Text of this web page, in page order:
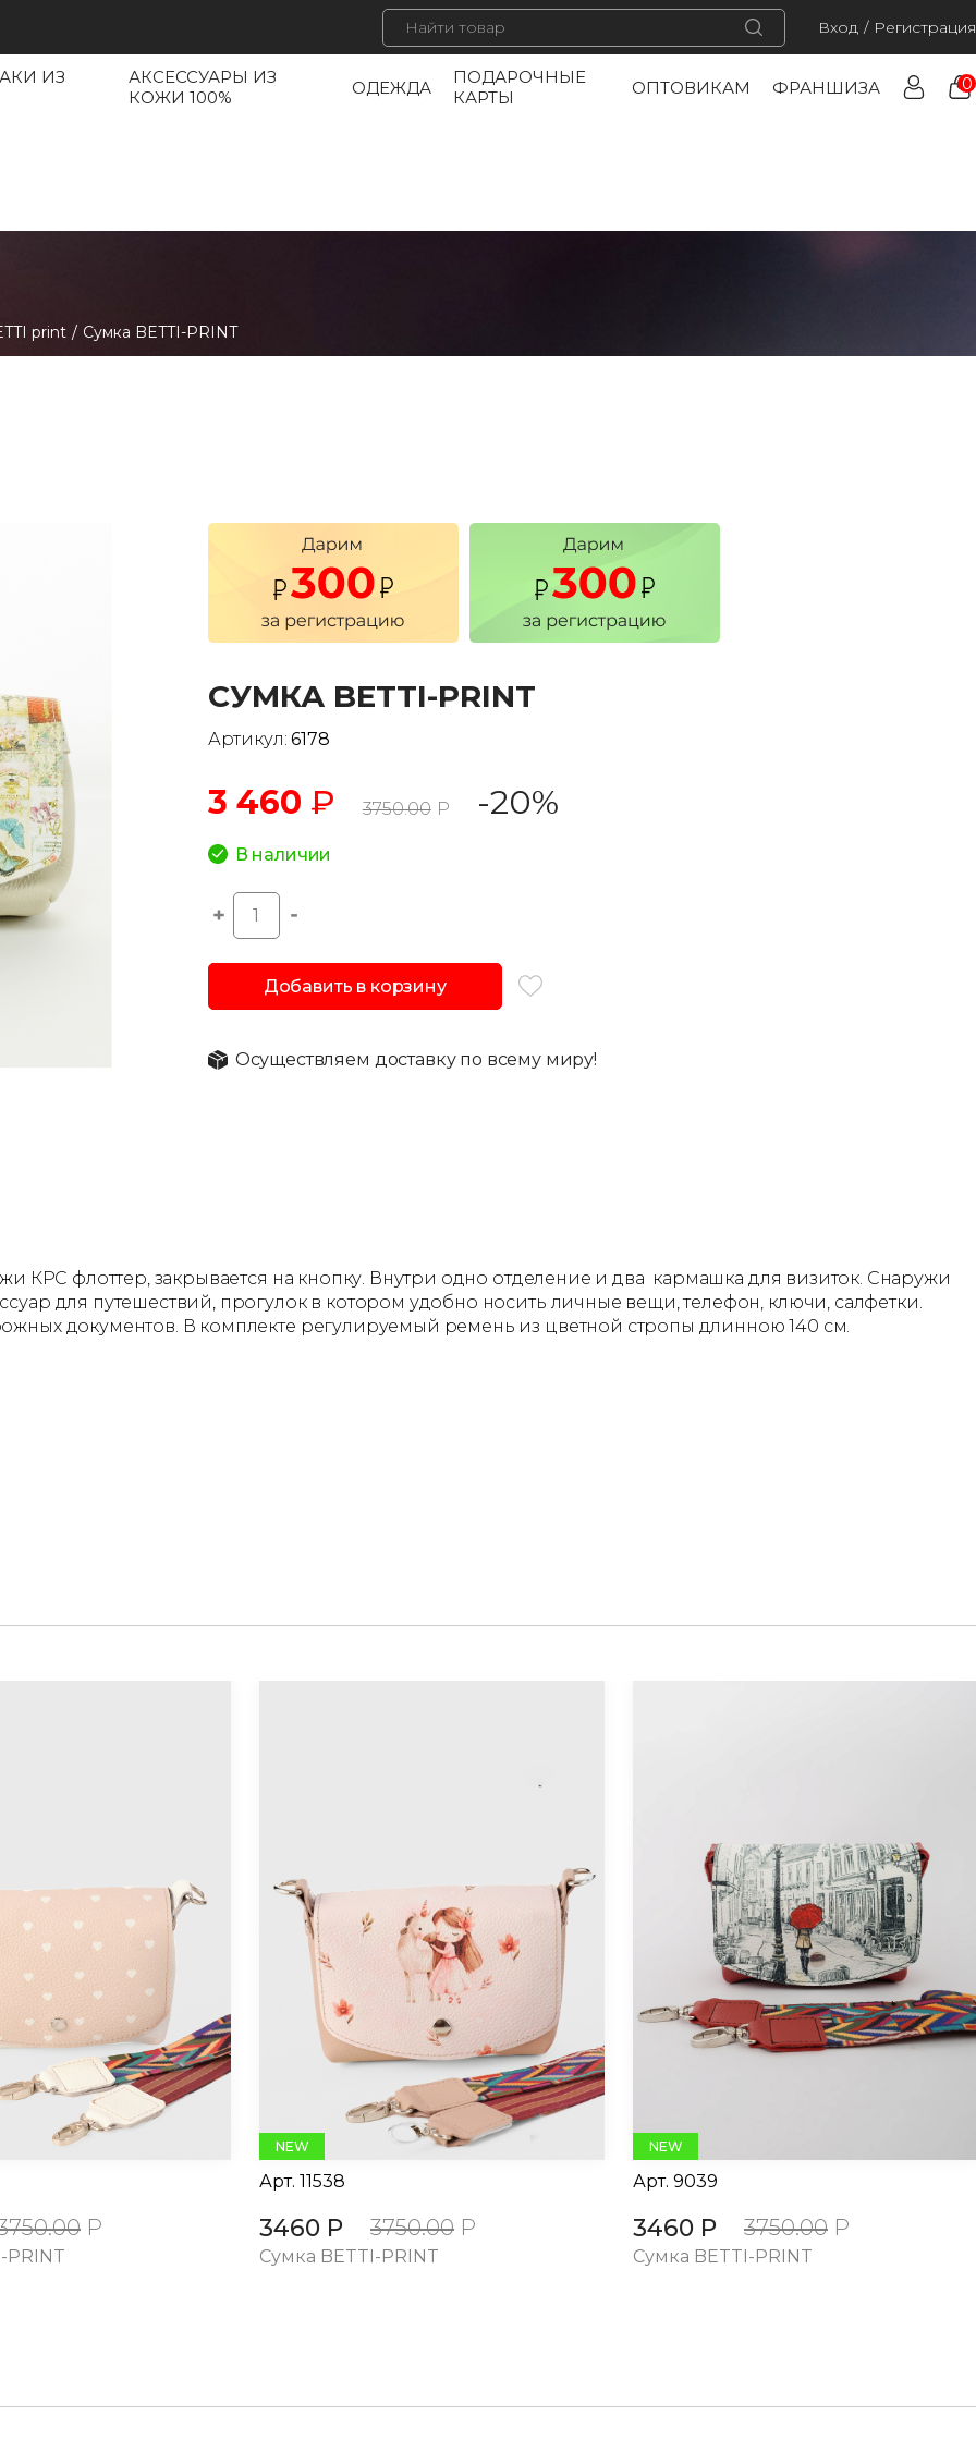
Вход / Регистрация
ИЗ
АКСЕССУАРЫ ИЗ
КОЖИ 100%
ОДЕЖДА
ПОДАРОЧНЫЕ
КАРТЫ
ОПТОВИКАМ ФРАНШИЗА 0
print / Cумка BETTI-PRINT
CУМКА BETTI-PRINT
Артикул: 6178
3 460 ₽ 3750.00 Р -20%
В наличии
Добавить в корзину
Осуществляем доставку по всему миру!
КРС флоттер, закрывается на кнопку. Внутри одно отделение и два кармашка для визиток. Снаружи
для путешествий, прогулок в котором удобно носить личные вещи, телефон, ключи, салфетки.
документов. В комплекте регулируемый ремень из цветной стропы длинною 140 см.
Р
PRINT
NEW
Арт. 11538
3460 Р 3750.00 Р
Cумка BETTI-PRINT
NEW
Арт. 9039
3460 Р 3750.00 Р
Cумка BETTI-PRINT